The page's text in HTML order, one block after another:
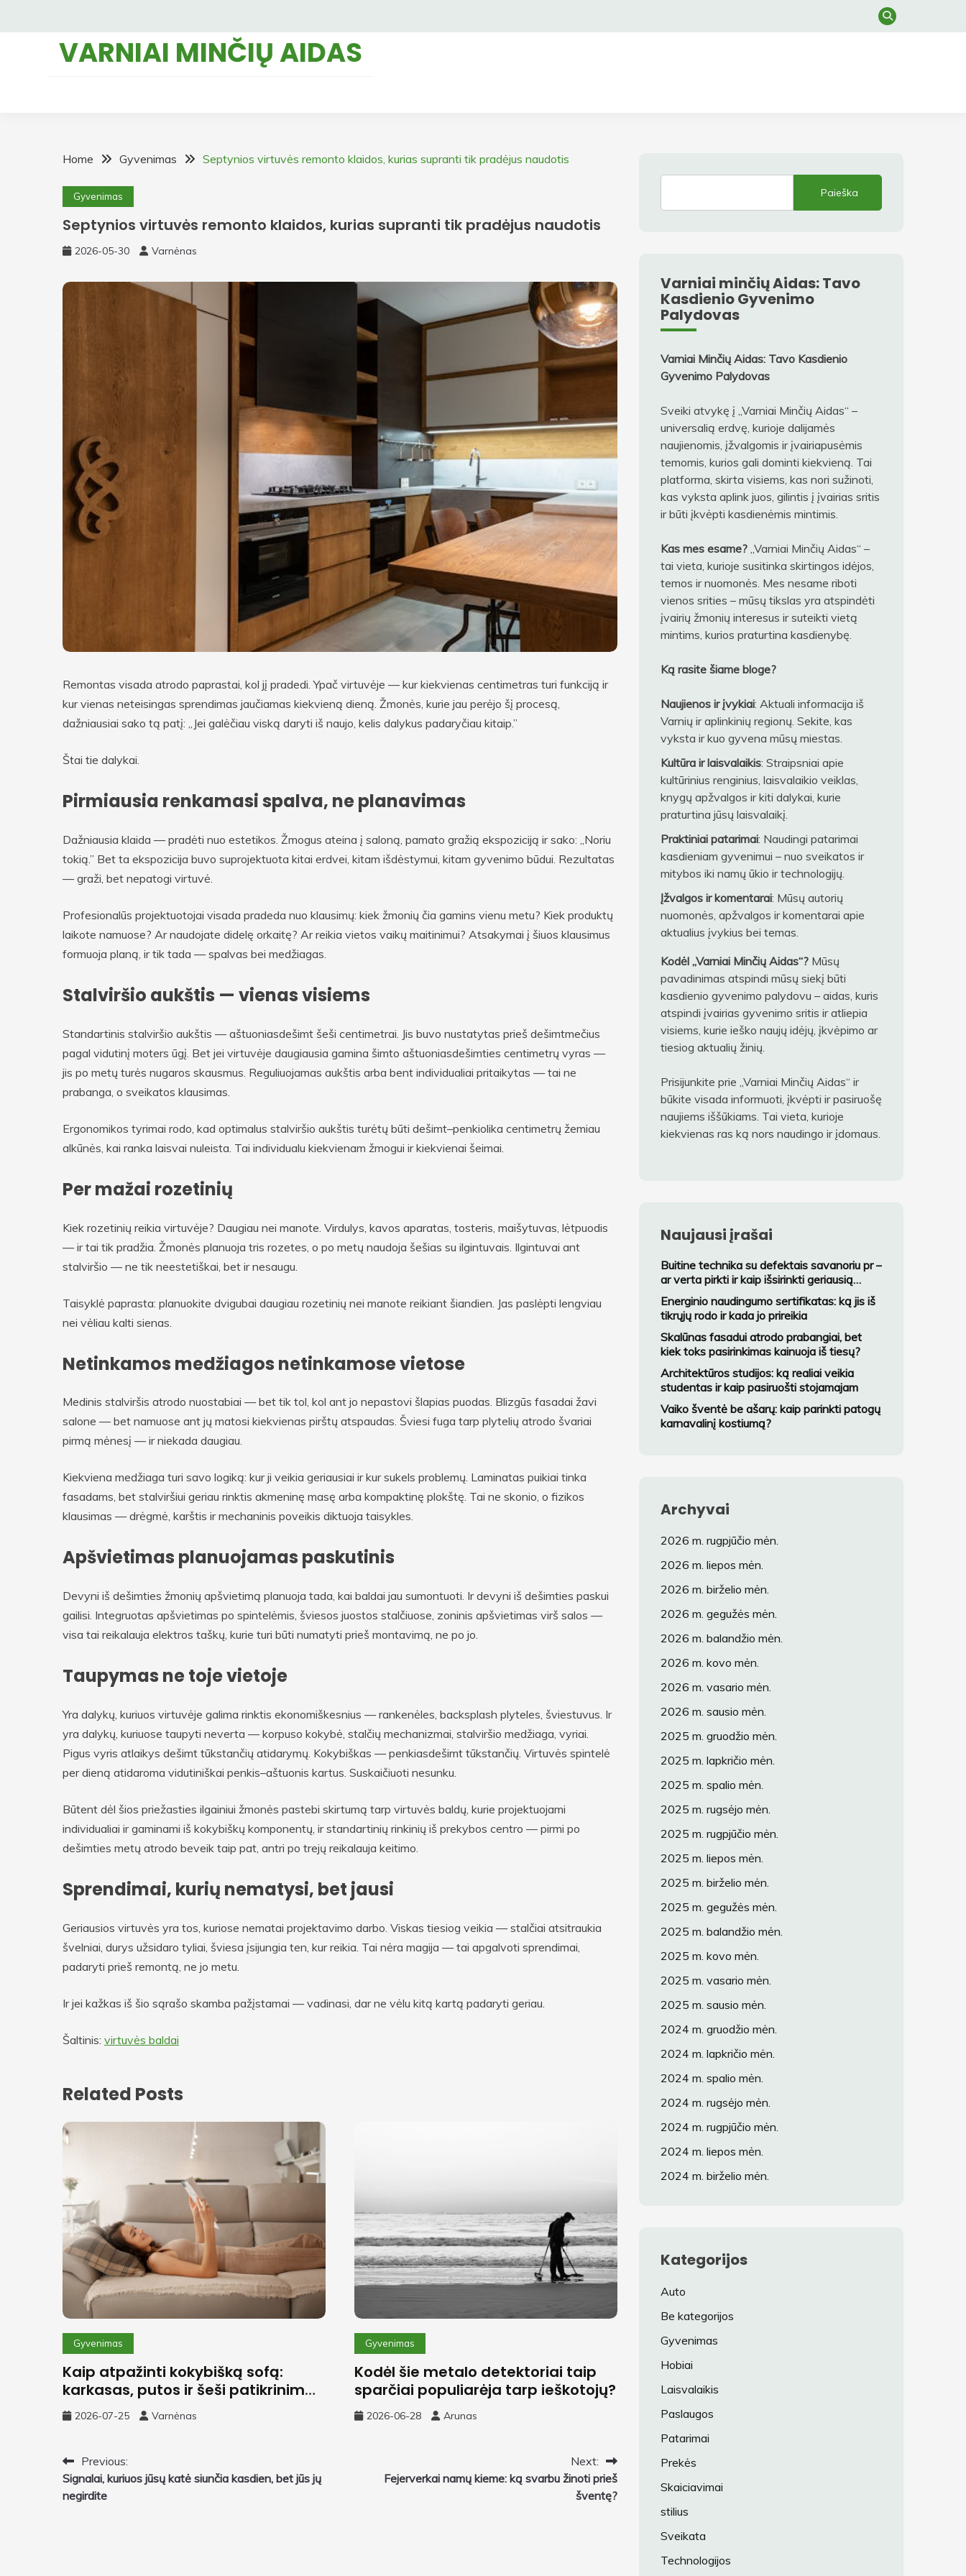
VARNIAI MINČIŲ AIDAS
Home Gyvenimas Septynios virtuvės remonto klaidos, kurias supranti tik pradėjus naudotis
Gyvenimas
Septynios virtuvės remonto klaidos, kurias supranti tik pradėjus naudotis
2026-05-30 Varnėnas
Remontas visada atrodo paprastai, kol jį pradedi. Ypač virtuvėje — kur kiekvienas centimetras turi funkciją ir
kur vienas neteisingas sprendimas jaučiamas kiekvieną dieną. Žmonės, kurie jau perėjo šį procesą,
dažniausiai sako tą patį: „Jei galėčiau viską daryti iš naujo, kelis dalykus padaryčiau kitaip.”
Štai tie dalykai.
Pirmiausia renkamasi spalva, ne planavimas
Dažniausia klaida — pradėti nuo estetikos. Žmogus ateina į saloną, pamato gražią ekspoziciją ir sako: „Noriu
tokią.” Bet ta ekspozicija buvo suprojektuota kitai erdvei, kitam išdėstymui, kitam gyvenimo būdui. Rezultatas
— graži, bet nepatogi virtuvė.
Profesionalūs projektuotojai visada pradeda nuo klausimų: kiek žmonių čia gamins vienu metu? Kiek produktų
laikote namuose? Ar naudojate didelę orkaitę? Ar reikia vietos vaikų maitinimui? Atsakymai į šiuos klausimus
formuoja planą, ir tik tada — spalvas bei medžiagas.
Stalviršio aukštis — vienas visiems
Standartinis stalviršio aukštis — aštuoniasdešimt šeši centimetrai. Jis buvo nustatytas prieš dešimtmečius
pagal vidutinį moters ūgį. Bet jei virtuvėje daugiausia gamina šimto aštuoniasdešimties centimetrų vyras —
jis po metų turės nugaros skausmus. Reguliuojamas aukštis arba bent individualiai pritaikytas — tai ne
prabanga, o sveikatos klausimas.
Ergonomikos tyrimai rodo, kad optimalus stalviršio aukštis turėtų būti dešimt–penkiolika centimetrų žemiau
alkūnės, kai ranka laisvai nuleista. Tai individualu kiekvienam žmogui ir kiekvienai šeimai.
Per mažai rozetinių
Kiek rozetinių reikia virtuvėje? Daugiau nei manote. Virdulys, kavos aparatas, tosteris, maišytuvas, lėtpuodis
— ir tai tik pradžia. Žmonės planuoja tris rozetes, o po metų naudoja šešias su ilgintuvais. Ilgintuvai ant
stalviršio — ne tik neestetiškai, bet ir nesaugu.
Taisyklė paprasta: planuokite dvigubai daugiau rozetinių nei manote reikiant šiandien. Jas paslėpti lengviau
nei vėliau kalti sienas.
Netinkamos medžiagos netinkamose vietose
Medinis stalviršis atrodo nuostabiai — bet tik tol, kol ant jo nepastovi šlapias puodas. Blizgūs fasadai žavi
salone — bet namuose ant jų matosi kiekvienas pirštų atspaudas. Šviesi fuga tarp plytelių atrodo švariai
pirmą mėnesį — ir niekada daugiau.
Kiekviena medžiaga turi savo logiką: kur ji veikia geriausiai ir kur sukels problemų. Laminatas puikiai tinka
fasadams, bet stalviršiui geriau rinktis akmeninę masę arba kompaktinę plokštę. Tai ne skonio, o fizikos
klausimas — drėgmė, karštis ir mechaninis poveikis diktuoja taisykles.
Apšvietimas planuojamas paskutinis
Devyni iš dešimties žmonių apšvietimą planuoja tada, kai baldai jau sumontuoti. Ir devyni iš dešimties paskui
gailisi. Integruotas apšvietimas po spintelėmis, šviesos juostos stalčiuose, zoninis apšvietimas virš salos —
visa tai reikalauja elektros taškų, kurie turi būti numatyti prieš montavimą, ne po jo.
Taupymas ne toje vietoje
Yra dalykų, kuriuos virtuvėje galima rinktis ekonomiškesnius — rankenėles, backsplash plyteles, šviestuvus. Ir
yra dalykų, kuriuose taupyti neverta — korpuso kokybė, stalčių mechanizmai, stalviršio medžiaga, vyriai.
Pigus vyris atlaikys dešimt tūkstančių atidarymų. Kokybiškas — penkiasdešimt tūkstančių. Virtuvės spintelė
per dieną atidaroma vidutiniškai penkis–aštuonis kartus. Suskaičiuoti nesunku.
Būtent dėl šios priežasties ilgainiui žmonės pastebi skirtumą tarp virtuvės baldų, kurie projektuojami
individualiai ir gaminami iš kokybiškų komponentų, ir standartinių rinkinių iš prekybos centro — pirmi po
dešimties metų atrodo beveik taip pat, antri po trejų reikalauja keitimo.
Sprendimai, kurių nematysi, bet jausi
Geriausios virtuvės yra tos, kuriose nematai projektavimo darbo. Viskas tiesiog veikia — stalčiai atsitraukia
švelniai, durys užsidaro tyliai, šviesa įsijungia ten, kur reikia. Tai nėra magija — tai apgalvoti sprendimai,
padaryti prieš remontą, ne jo metu.
Ir jei kažkas iš šio sąrašo skamba pažįstamai — vadinasi, dar ne vėlu kitą kartą padaryti geriau.
Šaltinis: virtuvės baldai
Related Posts
Gyvenimas
Kaip atpažinti kokybišką sofą:
karkasas, putos ir šeši patikrinimai
parduotuvėje
2026-07-25 Varnėnas
Gyvenimas
Kodėl šie metalo detektoriai taip
sparčiai populiarėja tarp ieškotojų?
2026-06-28 Arunas
Navigacija
tarp
Previous:
Signalai, kuriuos jūsų katė siunčia kasdien, bet jūs jų
negirdite
Next:
Fejerverkai namų kieme: ką svarbu žinoti prieš
šventę?
Paieška
Varniai minčių Aidas: Tavo
Kasdienio Gyvenimo
Palydovas
Varniai Minčių Aidas: Tavo Kasdienio
Gyvenimo Palydovas
Sveiki atvykę į „Varniai Minčių Aidas“ –
universalią erdvę, kurioje dalijamės
naujienomis, įžvalgomis ir įvairiapusėmis
temomis, kurios gali dominti kiekvieną. Tai
platforma, skirta visiems, kas nori sužinoti,
kas vyksta aplink juos, gilintis į įvairias sritis
ir būti įkvėpti kasdienėmis mintimis.
Kas mes esame?„Varniai Minčių Aidas“ –
tai vieta, kurioje susitinka skirtingos idėjos,
temos ir nuomonės. Mes nesame riboti
vienos srities – mūsų tikslas yra atspindėti
įvairių žmonių interesus ir suteikti vietą
mintims, kurios praturtina kasdienybę.
Ką rasite šiame bloge?
Naujienos ir įvykiai: Aktuali informacija iš
Varnių ir aplinkinių regionų. Sekite, kas
vyksta ir kuo gyvena mūsų miestas.
Kultūra ir laisvalaikis: Straipsniai apie
kultūrinius renginius, laisvalaikio veiklas,
knygų apžvalgos ir kiti dalykai, kurie
praturtina jūsų laisvalaikį.
Praktiniai patarimai: Naudingi patarimai
kasdieniam gyvenimui – nuo sveikatos ir
mitybos iki namų ūkio ir technologijų.
Įžvalgos ir komentarai: Mūsų autorių
nuomonės, apžvalgos ir komentarai apie
aktualius įvykius bei temas.
Kodėl „Varniai Minčių Aidas“?Mūsų
pavadinimas atspindi mūsų siekį būti
kasdienio gyvenimo palydovu – aidas, kuris
atspindi įvairias gyvenimo sritis ir atliepia
visiems, kurie ieško naujų idėjų, įkvėpimo ar
tiesiog aktualių žinių.
Prisijunkite prie „Varniai Minčių Aidas“ ir
būkite visada informuoti, įkvėpti ir pasiruošę
naujiems iššūkiams. Tai vieta, kurioje
kiekvienas ras ką nors naudingo ir įdomaus.
Naujausi įrašai
Buitine technika su defektais savanoriu pr –
ar verta pirkti ir kaip išsirinkti geriausią
variantą?
Energinio naudingumo sertifikatas: ką jis iš
tikrųjų rodo ir kada jo prireikia
Skalūnas fasadui atrodo prabangiai, bet
kiek toks pasirinkimas kainuoja iš tiesų?
Architektūros studijos: ką realiai veikia
studentas ir kaip pasiruošti stojamajam
Vaiko šventė be ašarų: kaip parinkti patogų
karnavalinį kostiumą?
Archyvai
2026 m. rugpjūčio mėn.
2026 m. liepos mėn.
2026 m. birželio mėn.
2026 m. gegužės mėn.
2026 m. balandžio mėn.
2026 m. kovo mėn.
2026 m. vasario mėn.
2026 m. sausio mėn.
2025 m. gruodžio mėn.
2025 m. lapkričio mėn.
2025 m. spalio mėn.
2025 m. rugsėjo mėn.
2025 m. rugpjūčio mėn.
2025 m. liepos mėn.
2025 m. birželio mėn.
2025 m. gegužės mėn.
2025 m. balandžio mėn.
2025 m. kovo mėn.
2025 m. vasario mėn.
2025 m. sausio mėn.
2024 m. gruodžio mėn.
2024 m. lapkričio mėn.
2024 m. spalio mėn.
2024 m. rugsėjo mėn.
2024 m. rugpjūčio mėn.
2024 m. liepos mėn.
2024 m. birželio mėn.
Kategorijos
Auto
Be kategorijos
Gyvenimas
Hobiai
Laisvalaikis
Paslaugos
Patarimai
Prekės
Skaiciavimai
stilius
Sveikata
Technologijos